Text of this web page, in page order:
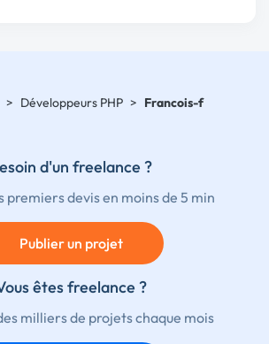
> Développeurs PHP > Francois-f
d'un freelance ?
premiers devis en moins de 5 min
Publier un projet
êtes freelance ?
milliers de projets chaque mois